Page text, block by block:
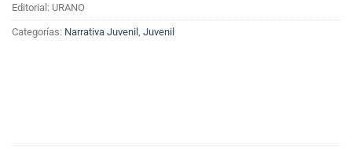
Editorial: URANO
Categorías: Narrativa Juvenil , Juvenil